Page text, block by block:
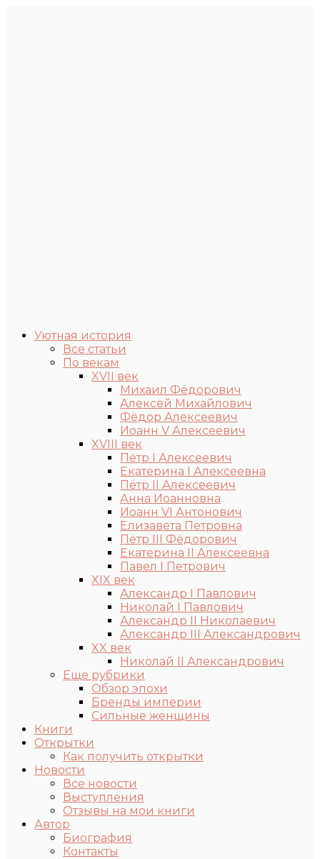
Уютная история
Все статьи
По векам
XVII век
Михаил Фёдорович
Алексей Михайлович
Фёдор Алексеевич
Иоанн V Алексеевич
XVIII век
Пётр I Алексеевич
Екатерина I Алексеевна
Пётр II Алексеевич
Анна Иоанновна
Иоанн VI Антонович
Елизавета Петровна
Пётр III Фёдорович
Екатерина II Алексеевна
Павел I Петрович
XIX век
Александр I Павлович
Николай I Павлович
Александр II Николаевич
Александр III Александрович
XX век
Николай II Александрович
Еще рубрики
Обзор эпохи
Бренды империи
Сильные женщины
Книги
Открытки
Как получить открытки
Новости
Все новости
Выступления
Отзывы на мои книги
Автор
Биография
Контакты